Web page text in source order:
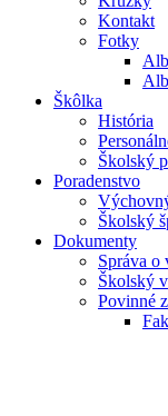
Kontakt
Fotky
Škôlka
História
Školský
Poradenstvo
Školský
Dokumenty
Správa o
Školský
Povinné